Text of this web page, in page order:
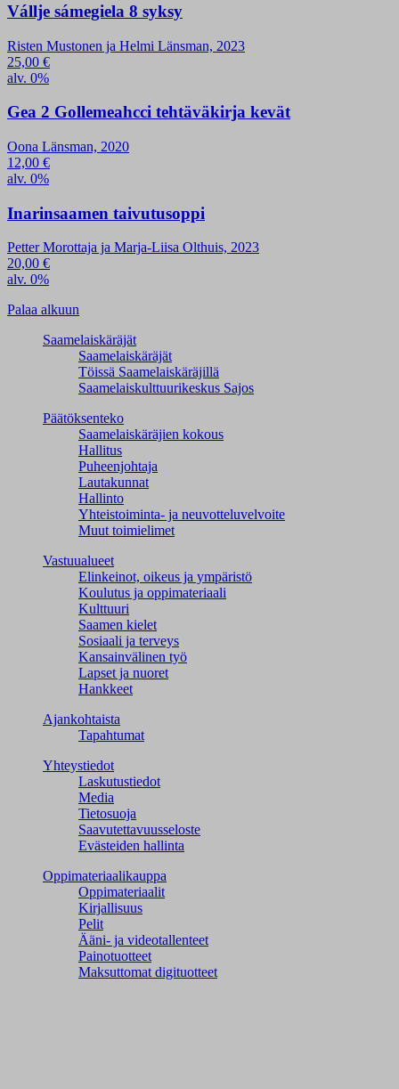
Vállje sámegiela 8 syksy
Risten Mustonen ja Helmi Länsman, 2023
25,00 €
alv. 0%
Gea 2 Gollemeahcci tehtäväkirja kevät
Oona Länsman, 2020
12,00 €
alv. 0%
Inarinsaamen taivutusoppi
Petter Morottaja ja Marja-Liisa Olthuis, 2023
20,00 €
alv. 0%
Palaa alkuun
Saamelaiskäräjät
Saamelaiskäräjät
Töissä Saamelaiskäräjillä
Saamelaiskulttuuri­keskus Sajos
Päätöksenteko
Saamelaiskäräjien kokous
Hallitus
Puheenjohtaja
Lautakunnat
Hallinto
Yhteistoiminta- ja neuvotteluvelvoite
Muut toimielimet
Vastuualueet
Elinkeinot, oikeus ja ympäristö
Koulutus ja oppimateriaali
Kulttuuri
Saamen kielet
Sosiaali ja terveys
Kansainvälinen työ
Lapset ja nuoret
Hankkeet
Ajankohtaista
Tapahtumat
Yhteystiedot
Laskutustiedot
Media
Tietosuoja
Saavutettavuusseloste
Evästeiden hallinta
Oppimateriaalikauppa
Oppimateriaalit
Kirjallisuus
Pelit
Ääni- ja videotallenteet
Painotuotteet
Maksuttomat digituotteet